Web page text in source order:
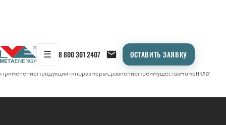
☰ 8 800 301 2407 ОСТАВИТЬ ЗАЯВКУ
← Продукция/ШИНОПРОВОД
ПрименениеПродукцияТипоразмерыСравнениеПреимуществаНоменклатура